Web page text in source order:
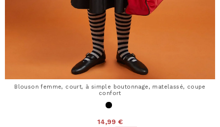
Blouson femme, court, à simple boutonnage, matelassé, coupe
confort
14,99 €